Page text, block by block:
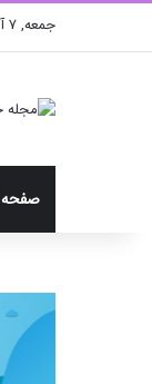
جمعه, 7 آگوست 2026